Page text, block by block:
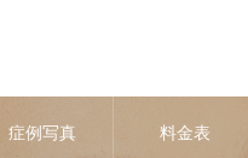
症例写真 料金表